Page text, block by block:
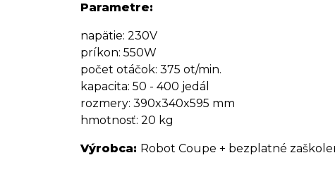
Parametre:
napätie: 230V
príkon: 550W
počet otáčok: 375 ot/min.
kapacita: 50 - 400 jedál
rozmery: 390x340x595 mm
hmotnosť: 20 kg
Výrobca: Robot Coupe + bezplatné